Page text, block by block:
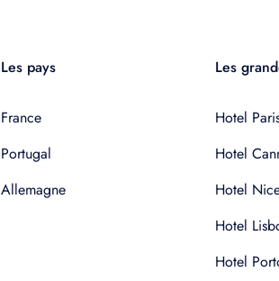
Les pays
France
Portugal
Allemagne
Les
Hotel
Hotel
Hotel
Hotel
Hotel